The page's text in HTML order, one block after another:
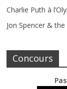
Charlie Puth à
Jon Spencer &
Concours